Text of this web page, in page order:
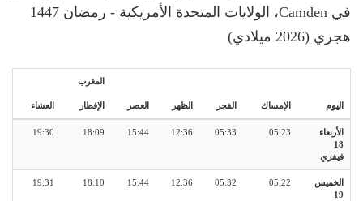
في Camden، الولايات المتحدة الأمريكية - رمضان 1447
هجري (2026 ميلادي)
اليوم الإمساك الفجر الظهر العصر
المغرب
الإفطار العشاء
الأربعاء
18
فيفري
05:23
05:33
12:36
15:44
18:09
19:30
الخميس
19
05:22
05:32
12:36
15:44
18:10
19:31